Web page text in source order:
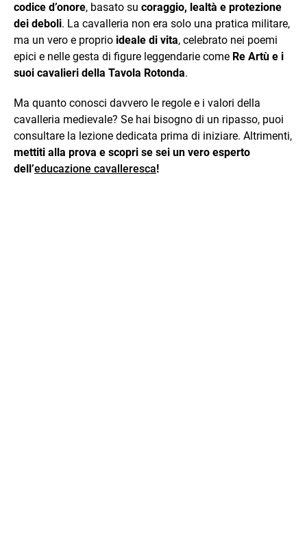
codice d’onore, basato su coraggio, lealtà e protezione
dei deboli. La cavalleria non era solo una pratica militare,
ma un vero e proprio ideale di vita, celebrato nei poemi
epici e nelle gesta di figure leggendarie come Re Artù e i
suoi cavalieri della Tavola Rotonda.
Ma quanto conosci davvero le regole e i valori della
cavalleria medievale? Se hai bisogno di un ripasso, puoi
consultare la lezione dedicata prima di iniziare. Altrimenti,
mettiti alla prova e scopri se sei un vero esperto
dell’educazione cavalleresca!